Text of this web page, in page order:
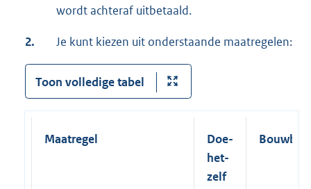
wordt achteraf uitbetaald.
2. Je kunt kiezen uit onderstaande maatregelen:
Toon volledige tabel
Maatregel
Doe-
het-
zelf